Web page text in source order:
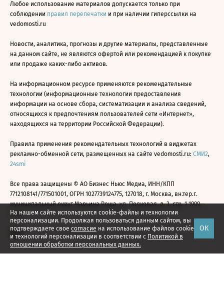
На нашем сайте используются cookie-файлы и технологии
персонализации. Продолжая пользоваться данным сайтом, вы
подтверждаете свое согласие на использование файлов cookie
и технологий персонализации в соответствии с Политикой в
отношении обработки персональных данных.
ОК
Любое использование материалов допускается только при
соблюдении правил перепечатки и при наличии гиперссылки на
vedomosti.ru
Новости, аналитика, прогнозы и другие материалы, представленные
на данном сайте, не являются офертой или рекомендацией к покупке
или продаже каких-либо активов.
На информационном ресурсе применяются рекомендательные
технологии (информационные технологии предоставления
информации на основе сбора, систематизации и анализа сведений,
относящихся к предпочтениям пользователей сети «Интернет»,
находящихся на территории Российской Федерации).
Правила применения рекомендательных технологий в виджетах
рекламно-обменной сети, размещенных на сайте vedomosti.ru: СМИ2,
24smi
Все права защищены © АО Бизнес Ньюс Медиа, ИНН/КПП
7712108141/771501001, ОГРН 1027739124775, 127018, г. Москва, вн.тер.г.
муниципальный округ Марьина Роща, ул. Полковая, д. 3, стр. 1 1999—
2026